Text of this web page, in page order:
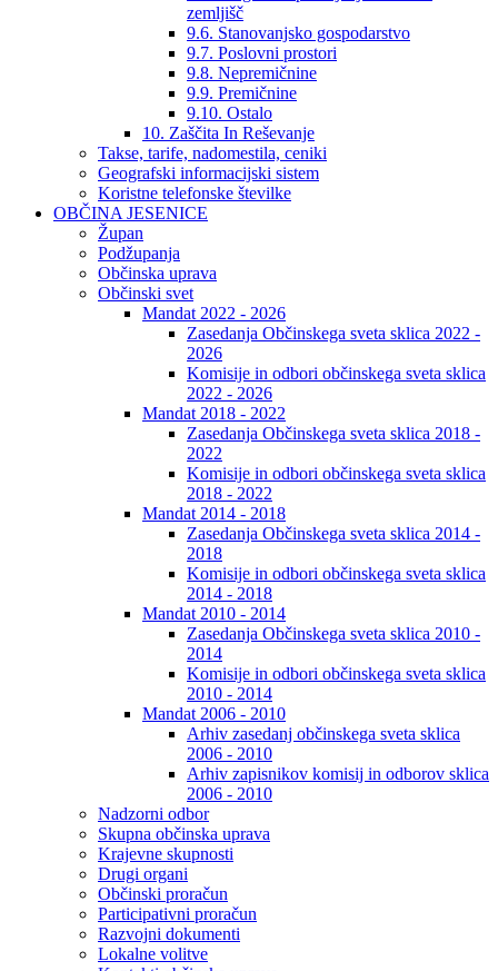
zemljišč
9.6. Stanovanjsko gospodarstvo
9.7. Poslovni prostori
9.8. Nepremičnine
9.9. Premičnine
9.10. Ostalo
10. Zaščita In Reševanje
Takse, tarife, nadomestila, ceniki
Geografski informacijski sistem
Koristne telefonske številke
OBČINA JESENICE
Župan
Podžupanja
Občinska uprava
Občinski svet
Mandat 2022 - 2026
Zasedanja Občinskega sveta sklica 2022 -
2026
Komisije in odbori občinskega sveta sklica
2022 - 2026
Mandat 2018 - 2022
Zasedanja Občinskega sveta sklica 2018 -
2022
Komisije in odbori občinskega sveta sklica
2018 - 2022
Mandat 2014 - 2018
Zasedanja Občinskega sveta sklica 2014 -
2018
Komisije in odbori občinskega sveta sklica
2014 - 2018
Mandat 2010 - 2014
Zasedanja Občinskega sveta sklica 2010 -
2014
Komisije in odbori občinskega sveta sklica
2010 - 2014
Mandat 2006 - 2010
Arhiv zasedanj občinskega sveta sklica
2006 - 2010
Arhiv zapisnikov komisij in odborov sklica
2006 - 2010
Nadzorni odbor
Skupna občinska uprava
Krajevne skupnosti
Drugi organi
Občinski proračun
Participativni proračun
Razvojni dokumenti
Lokalne volitve